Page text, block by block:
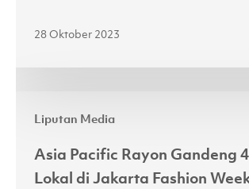
Desainer
2024
(detik.com)
28 Oktober 2023
Liputan Media
Pacific
Rayon
Gandeng
Asia Pacific Rayon Gandeng
Lokal di Jakarta Fashion